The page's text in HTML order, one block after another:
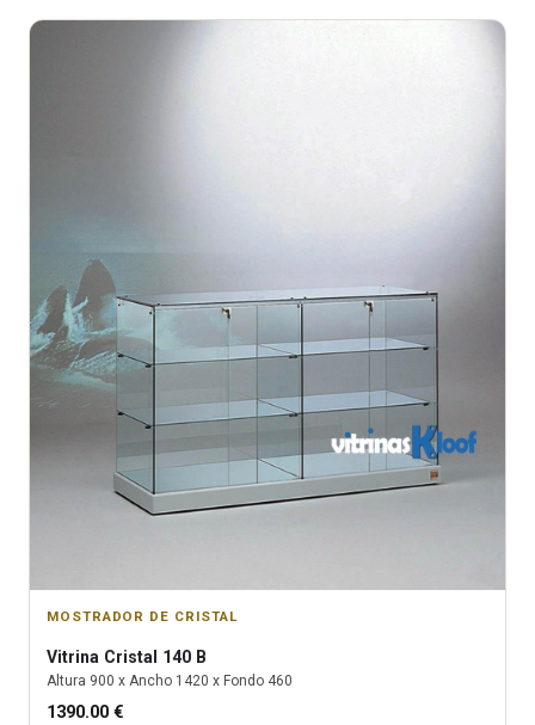
MOSTRADOR DE CRISTAL
Vitrina Cristal 140 B
Altura 900 x Ancho 1420 x Fondo 460
1390.00 €